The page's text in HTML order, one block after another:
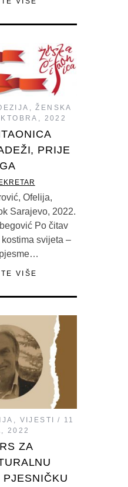
,ŽENSKA
2022
PRIJE
Ofelija,
Sarajevo, 2022.
Po čitav
svijeta –
VIŠE
, VIJESTI
11
2022
ZA
PJESNIČKU